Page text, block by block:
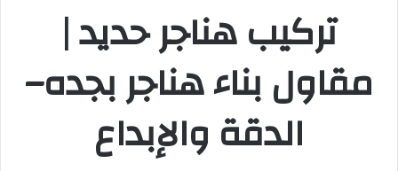
تركيب هناجر حديد |
مقاول بناء هناجر بجده–
الدقة والإبداع